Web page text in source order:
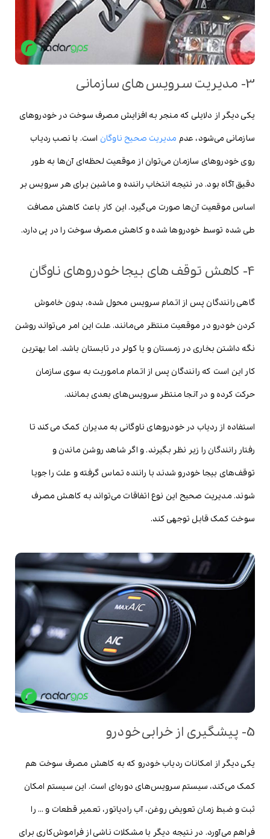
3- مدیریت سرویس های سازمانی
یکی دیگر از دلایلی که منجر به افزایش مصرف سوخت در خودروهای
سازمانی می‌شود، عدم مدیریت صحیح ناوگان است. با نصب ردیاب
روی خودروهای سازمان می‌توان از موقعیت لحظه‌ای آن‌ها به طور
دقیق آگاه بود. در نتیجه انتخاب راننده و ماشین برای هر سرویس بر
اساس موقعیت آن‌ها صورت می‌گیرد. این کار باعث کاهش مصافت
طی شده توسط خودروها شده و کاهش مصرف سوخت را در پی دارد.
4- کاهش توقف های بیجا خودروهای ناوگان
گاهی رانندگان پس از اتمام سرویس محول شده، بدون خاموش
کردن خودرو در موقعیت منتظر می‌مانند. علت این امر می‌تواند روشن
نگه داشتن بخاری در زمستان و یا کولر در تابستان باشد. اما بهترین
کار این است که رانندگان پس از اتمام ماموریت به سوی سازمان
حرکت کرده و در آنجا منتظر سرویس‌های بعدی بمانند.
استفاده از ردیاب در خودروهای ناوگانی به مدیران کمک می‌کند تا
رفتار رانندگان را زیر نظر بگیرند. و اگر شاهد روشن ماندن و
توقف‌های بیجا خودرو شدند با راننده تماس گرفته و علت را جویا
شوند. مدیریت صحیح این نوع اتفاقات می‌تواند به کاهش مصرف
سوخت کمک قابل توجهی کند.
5- پیشگیری از خرابی خودرو
یکی دیگر از امکانات ردیاب خودرو که به کاهش مصرف سوخت هم
کمک می‌کند، سیستم سرویس‌های دوره‌ای است. این سیستم امکان
ثبت و ضبط زمان تعویض روغن، آب رادیاتور، تعمیر قطعات و … را
فراهم می‌آورد. در نتیجه دیگر با مشکلات ناشی از فراموش‌کاری برای